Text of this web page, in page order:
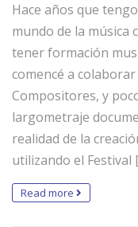
Hace años que
mundo de la música
tener formación
comencé a
Compositores, y
largometraje
realidad de la
utilizando el Festival
Read more